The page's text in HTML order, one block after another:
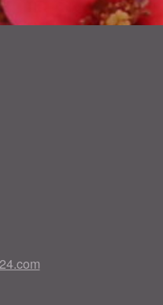
2022
2015
2017